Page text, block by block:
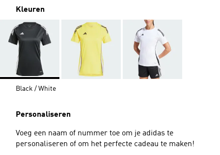
Kleuren
Black / White
Personaliseren
Voeg een naam of nummer toe om je adidas te
personaliseren of om het perfecte cadeau te maken!